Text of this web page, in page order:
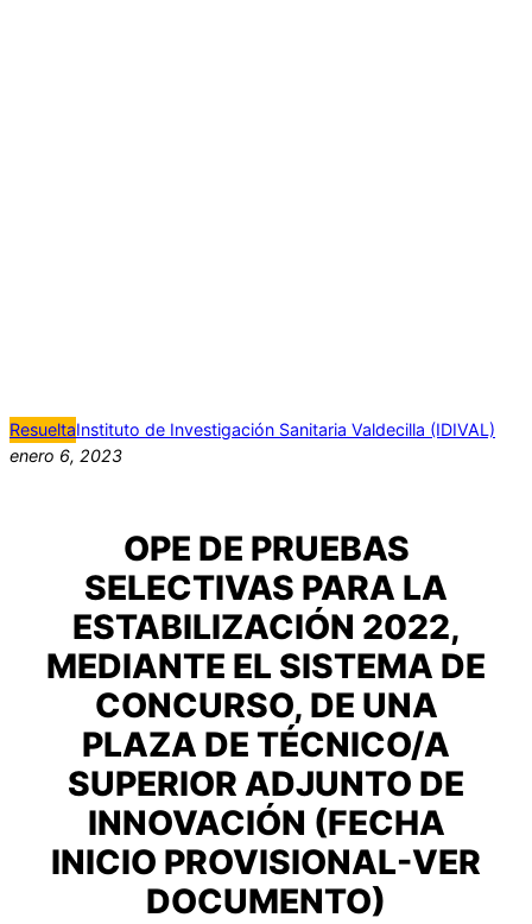
ResueltaInstituto de Investigación Sanitaria Valdecilla (IDIVAL)
enero 6, 2023
OPE DE PRUEBAS
SELECTIVAS PARA LA
ESTABILIZACIÓN 2022,
MEDIANTE EL SISTEMA DE
CONCURSO, DE UNA
PLAZA DE TÉCNICO/A
SUPERIOR ADJUNTO DE
INNOVACIÓN (FECHA
INICIO PROVISIONAL-VER
DOCUMENTO)